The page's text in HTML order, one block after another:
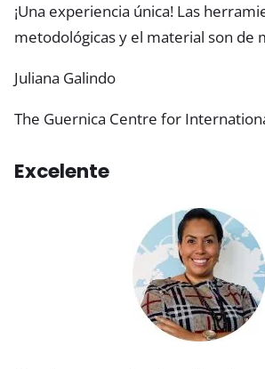
¡Una experiencia única! Las
metodológicas y el material son de
Juliana Galindo
The Guernica Centre for
Excelente